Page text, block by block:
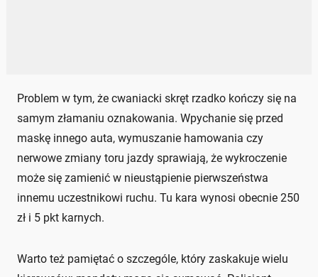
Problem w tym, że cwaniacki skręt rzadko kończy się na
samym złamaniu oznakowania. Wpychanie się przed
maskę innego auta, wymuszanie hamowania czy
nerwowe zmiany toru jazdy sprawiają, że wykroczenie
może się zamienić w nieustąpienie pierwszeństwa
innemu uczestnikowi ruchu. Tu kara wynosi obecnie 250
zł i 5 pkt karnych.
Warto też pamiętać o szczególe, który zaskakuje wielu